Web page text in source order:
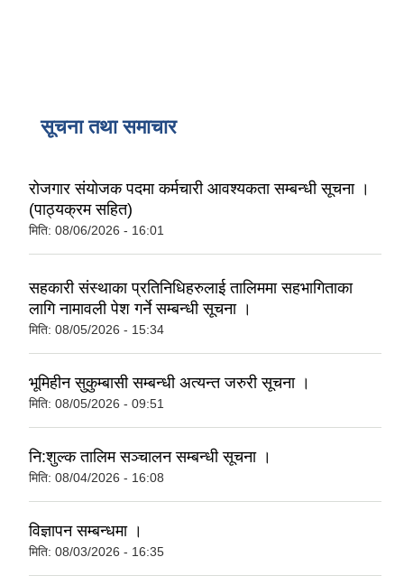
सूचना तथा समाचार
रोजगार संयोजक पदमा कर्मचारी आवश्यकता सम्बन्धी सूचना ।
(पाठ्यक्रम सहित)
मिति: 08/06/2026 - 16:01
सहकारी संस्थाका प्रतिनिधिहरुलाई तालिममा सहभागिताका
लागि नामावली पेश गर्ने सम्बन्धी सूचना ।
मिति: 08/05/2026 - 15:34
भूमिहीन सुकुम्बासी सम्बन्धी अत्यन्त जरुरी सूचना ।
मिति: 08/05/2026 - 09:51
नि:शुल्क तालिम सञ्चालन सम्बन्धी सूचना ।
मिति: 08/04/2026 - 16:08
विज्ञापन सम्बन्धमा ।
मिति: 08/03/2026 - 16:35